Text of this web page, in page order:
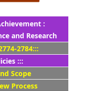
:
and Research
2784:::
:::
Scope
Process